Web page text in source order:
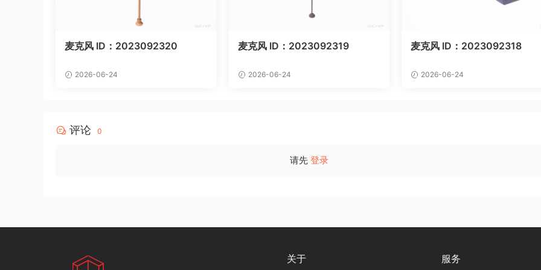
麦克风 ID：2023092320
2026-06-24
麦克风 ID：2023092319
2026-06-24
麦克风 ID：2023092318
2026-06-24
评论 0
请先 登录
关于 服务